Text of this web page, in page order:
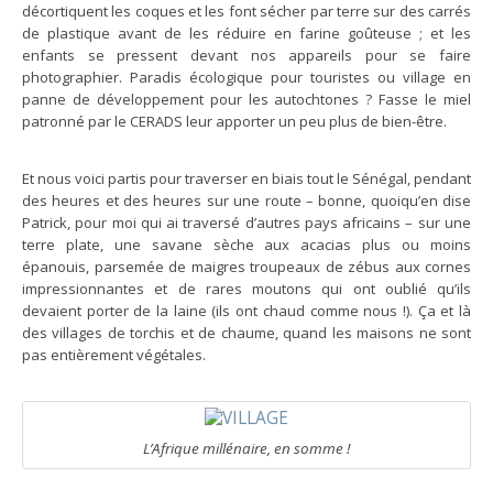
décortiquent les coques et les font sécher par terre sur des carrés
de plastique avant de les réduire en farine goûteuse ; et les
enfants se pressent devant nos appareils pour se faire
photographier. Paradis écologique pour touristes ou village en
panne de développement pour les autochtones ? Fasse le miel
patronné par le CERADS leur apporter un peu plus de bien-être.
Et nous voici partis pour traverser en biais tout le Sénégal, pendant
des heures et des heures sur une route – bonne, quoiqu’en dise
Patrick, pour moi qui ai traversé d’autres pays africains – sur une
terre plate, une savane sèche aux acacias plus ou moins
épanouis, parsemée de maigres troupeaux de zébus aux cornes
impressionnantes et de rares moutons qui ont oublié qu’ils
devaient porter de la laine (ils ont chaud comme nous !). Ça et là
des villages de torchis et de chaume, quand les maisons ne sont
pas entièrement végétales.
L’Afrique millénaire, en somme !